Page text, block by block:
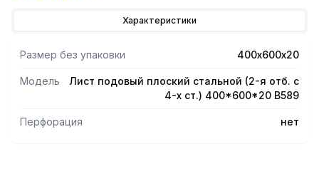
Характеристики
Размер без упаковки 400х600х20
Модель
Лист подовый плоский стальной (2-я отб. с
4-х ст.) 400*600*20 В589
Перфорация нет